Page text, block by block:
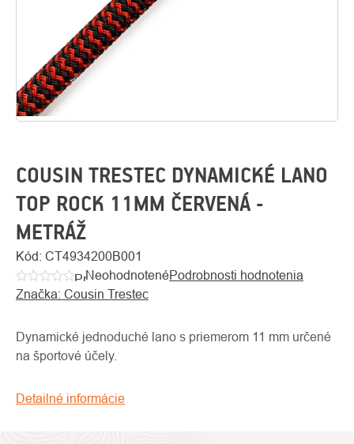
COUSIN TRESTEC DYNAMICKÉ LANO
TOP ROCK 11MM ČERVENÁ -
METRÁŽ
Kód: CT4934200B001
Priemerné
hodnotenie
je
0,0
5
NeohodnotenéPodrobnosti hodnotenia
Značka: Cousin Trestec
Dynamické jednoduché lano s priemerom 11 mm určené
na športové účely.
Detailné informácie